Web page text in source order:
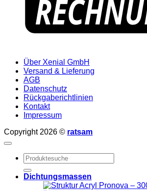
Über Xenial GmbH
Versand & Lieferung
AGB
Datenschutz
Rückgaberichtlinien
Kontakt
Impressum
Copyright 2026 © ratsam
Suchen
nach:
Dichtungsmassen